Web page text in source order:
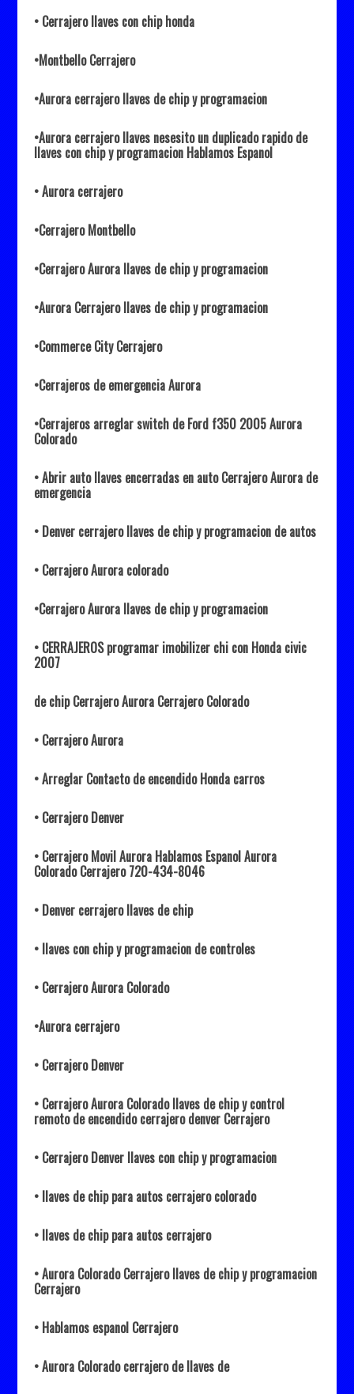
• Cerrajero llaves con chip honda
•Montbello Cerrajero
•Aurora cerrajero llaves de chip y programacion
•Aurora cerrajero llaves nesesito un duplicado rapido de
llaves con chip y programacion Hablamos Espanol
• Aurora cerrajero
•Cerrajero Montbello
•Cerrajero Aurora llaves de chip y programacion
•Aurora Cerrajero llaves de chip y programacion
•Commerce City Cerrajero
•Cerrajeros de emergencia Aurora
•Cerrajeros arreglar switch de Ford f350 2005 Aurora
Colorado
• Abrir auto llaves encerradas en auto Cerrajero Aurora de
emergencia
• Denver cerrajero llaves de chip y programacion de autos
• Cerrajero Aurora colorado
•Cerrajero Aurora llaves de chip y programacion
• CERRAJEROS programar imobilizer chi con Honda civic
2007
de chip Cerrajero Aurora Cerrajero Colorado
• Cerrajero Aurora
• Arreglar Contacto de encendido Honda carros
• Cerrajero Denver
• Cerrajero Movil Aurora Hablamos Espanol Aurora
Colorado Cerrajero 720-434-8046
• Denver cerrajero llaves de chip
• llaves con chip y programacion de controles
• Cerrajero Aurora Colorado
•Aurora cerrajero
• Cerrajero Denver
• Cerrajero Aurora Colorado llaves de chip y control
remoto de encendido cerrajero denver Cerrajero
• Cerrajero Denver llaves con chip y programacion
• llaves de chip para autos cerrajero colorado
• llaves de chip para autos cerrajero
• Aurora Colorado Cerrajero llaves de chip y programacion
Cerrajero
• Hablamos espanol Cerrajero
• Aurora Colorado cerrajero de llaves de